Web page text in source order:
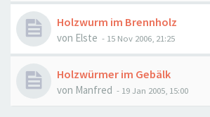
Holzwurm im Brennholz
von Elste - 15 Nov 2006, 21:25
Holzwürmer im Gebälk
von Manfred - 19 Jan 2005, 15:00